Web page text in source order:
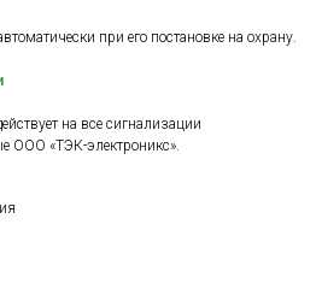
при его постановке на охрану.
на все сигнализации
ООО «ТЭК-электроникс».